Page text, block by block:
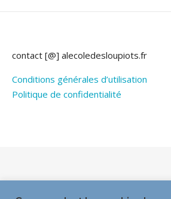
contact [@] alecoledesloupiots.fr
Conditions générales d’utilisation
Politique de confidentialité